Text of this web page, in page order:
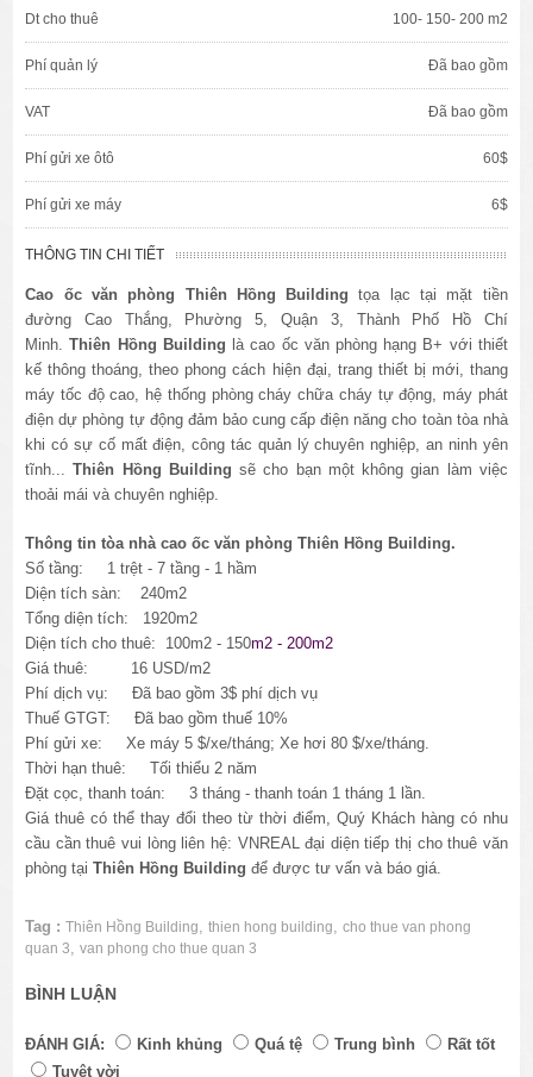
Dt cho thuê 100- 150- 200 m2
Phí quản lý Đã bao gồm
VAT Đã bao gồm
Phí gửi xe ôtô 60$
Phí gửi xe máy 6$
THÔNG TIN CHI TIẾT
Cao ốc văn phòng Thiên Hồng Building tọa lạc tại mặt tiền
đường Cao Thắng, Phường 5 , Quận 3, Thành Phố Hồ Chí
Minh.Thiên Hồng Building là cao ốc văn phòng hạng B+ với thiết
kế thông thoáng, theo phong cách hiện đại, trang thiết bị mới, thang
máy tốc độ cao, hệ thống phòng cháy chữa cháy tự động, máy phát
điện dự phòng tự động đảm bảo cung cấp điện năng cho toàn tòa nhà
khi có sự cố mất điện, công tác quản lý chuyên nghiệp, an ninh yên
tĩnh...Thiên Hồng Building sẽ cho bạn một không gian làm việc
thoải mái và chuyên nghiệp.
Thông tin tòa nhà cao ốc văn phòng Thiên Hồng Building.
Số tầng: 1 trệt - 7 tầng - 1 hầm
Diện tích sàn: 240m2
Tổng diện tích: 1920m2
Diện tích cho thuê: 100m2 - 150m2 - 200m2
Giá thuê: 16 USD/m2
Phí dịch vụ: Đã bao gồm 3$ phí dịch vụ
Thuế GTGT: Đã bao gồm thuế 10%
Phí gửi xe:Xe máy 5 $/xe/tháng; Xe hơi 80 $/xe/tháng.
Thời hạn thuê: Tối thiểu 2 năm
Đặt cọc, thanh toán: 3 tháng - thanh toán 1 tháng 1 lần.
Giá thuê có thể thay đổi theo từ thời điểm, Quý Khách hàng có nhu
cầu cần thuê vui lòng liên hệ: VNREAL đại diện tiếp thị cho thuê văn
phòng tạiThiên Hồng Building để được tư vấn và báo giá.
Tag : Thiên Hồng Building ,thien hong building ,cho thue van phong
quan 3
,van phong cho thue quan 3
BÌNH LUẬN
ĐÁNH GIÁ: Kinh khủng Quá tệ Trung bình
Rất tốt
Tuyệt vời